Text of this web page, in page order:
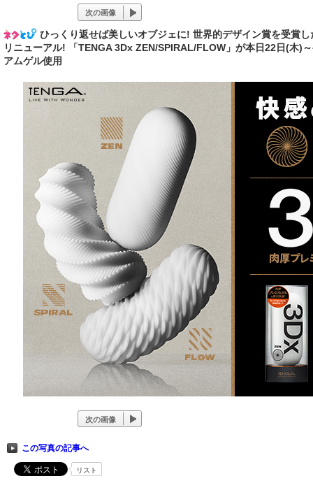
次の画像
ひっくり返せば美しいオブジェに! 世界的デザイン賞を受賞
リニューアル! 「TENGA 3Dx ZEN/SPIRAL/FLOW」が本日22日(木)
アムゲル使用
次の画像
この写真の記事へ
リスト